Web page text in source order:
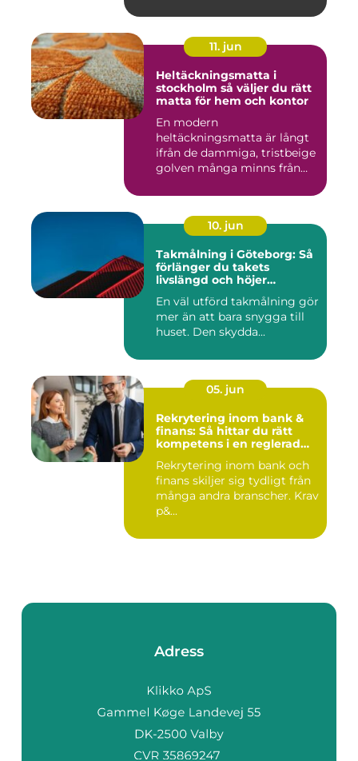
11. jun
Heltäckningsmatta i
stockholm så väljer du rätt
matta för hem och kontor
En modern
heltäckningsmatta är långt
ifrån de dammiga, tristbeige
golven många minns från
10. jun
Takmålning i Göteborg: Så
förlänger du takets
livslängd och höjer
En väl utförd takmålning gör
mer än att bara snygga till
huset. Den skydda...
05. jun
Rekrytering inom bank &
finans: Så hittar du rätt
kompetens i en reglerad
Rekrytering inom bank och
finans skiljer sig tydligt från
många andra branscher. Krav
p&...
Adress